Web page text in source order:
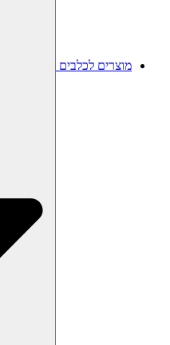
מוצרים לכלבים